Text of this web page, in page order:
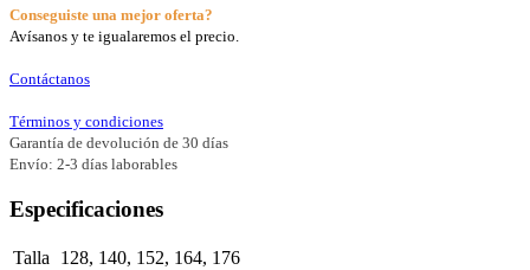
Conseguiste una mejor oferta?
Avísanos y te igualaremos el precio.
Contáctanos
Términos y condiciones
Garantía de devolución de 30 días
Envío: 2-3 días laborables
Especificaciones
Talla 128, 140, 152, 164, 176